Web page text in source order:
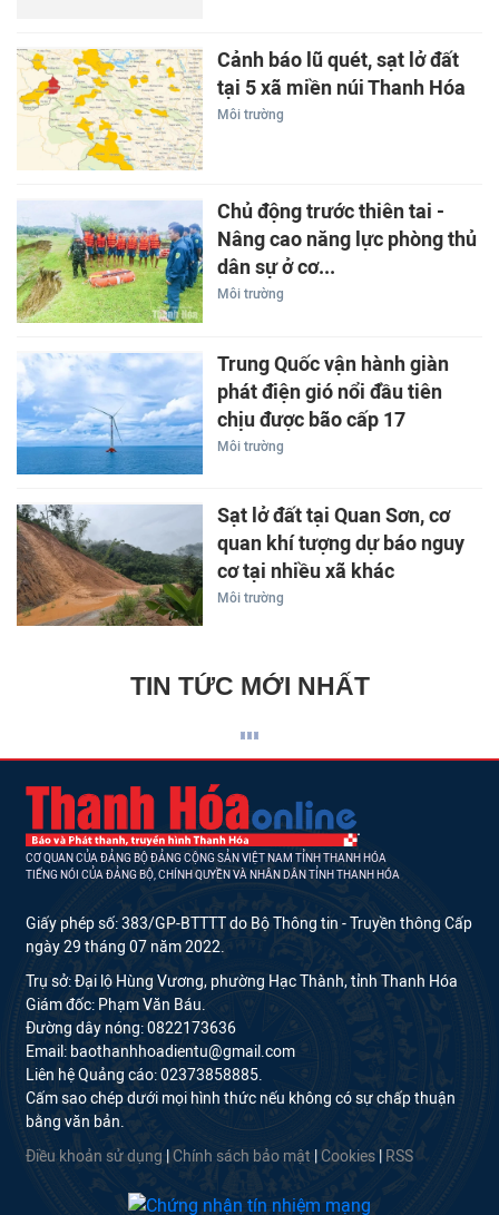
Cảnh báo lũ quét, sạt lở đất
tại 5 xã miền núi Thanh Hóa
Môi trường
Chủ động trước thiên tai -
Nâng cao năng lực phòng thủ
dân sự ở cơ...
Môi trường
Trung Quốc vận hành giàn
phát điện gió nổi đầu tiên
chịu được bão cấp 17
Môi trường
Sạt lở đất tại Quan Sơn, cơ
quan khí tượng dự báo nguy
cơ tại nhiều xã khác
Môi trường
TIN TỨC MỚI NHẤT
CƠ QUAN CỦA ĐẢNG BỘ ĐẢNG CỘNG SẢN VIỆT NAM TỈNH THANH HÓA
TIẾNG NÓI CỦA ĐẢNG BỘ, CHÍNH QUYỀN VÀ NHÂN DÂN TỈNH THANH HÓA
Giấy phép số: 383/GP-BTTTT do Bộ Thông tin - Truyền thông Cấp
ngày 29 tháng 07 năm 2022.
Trụ sở: Đại lộ Hùng Vương, phường Hạc Thành, tỉnh Thanh Hóa
Giám đốc: Phạm Văn Báu.
Đường dây nóng: 0822173636
Email: baothanhhoadientu@gmail.com
Liên hệ Quảng cáo: 02373858885.
Cấm sao chép dưới mọi hình thức nếu không có sự chấp thuận
bằng văn bản.
Điều khoản sử dụng Chính sách bảo mật Cookies RSS